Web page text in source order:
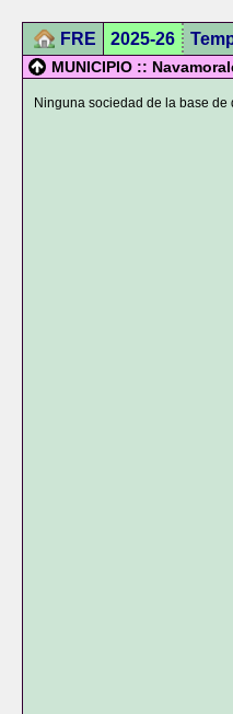
FRE 2025-26
MUNICIPIO ::
Ninguna sociedad de la base